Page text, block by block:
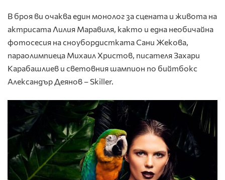
В броя ви очаква един монолог за сцената и живота на
актрисата Лилия Маравиля, както и една необичайна
фотосесия на сноубордистката Сани Жекова,
параолимпиеца Михаил Христов, писателя Захари
Карабашлиев и световния шампион по бийтбокс
Александър Деянов – Skiller.